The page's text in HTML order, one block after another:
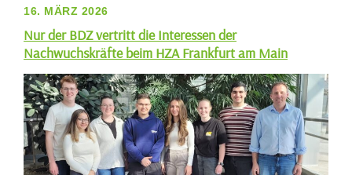
16. MÄRZ 2026
Nur der BDZ vertritt die Interessen der
Nachwuchskräfte beim HZA Frankfurt am Main